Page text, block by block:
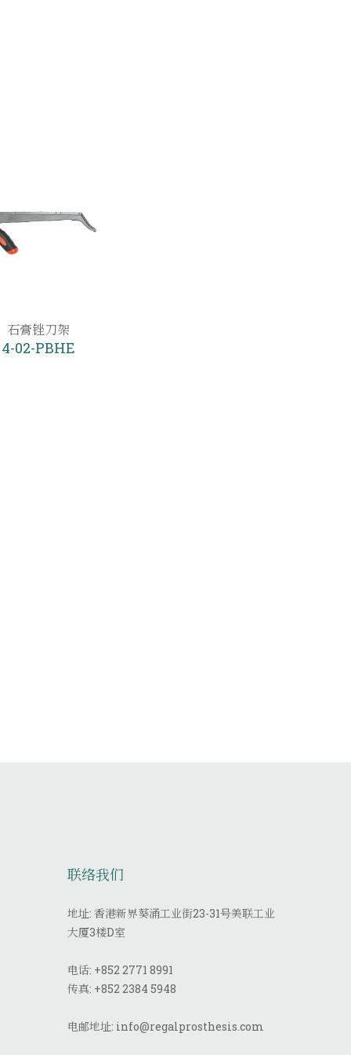
石膏锉刀架
4-02-PBHE
联络我们
地址: 香港新界葵涌工业街23-31号美联工业
大厦3楼D室
电话: +852 2771 8991
传真: +852 2384 5948
电邮地址: info@regalprosthesis.com